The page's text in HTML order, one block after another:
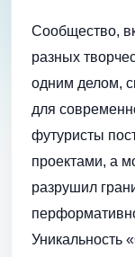
Сообщество,
разных
одним делом,
для
футуристы
проектами, а
разрушил
Уникальность